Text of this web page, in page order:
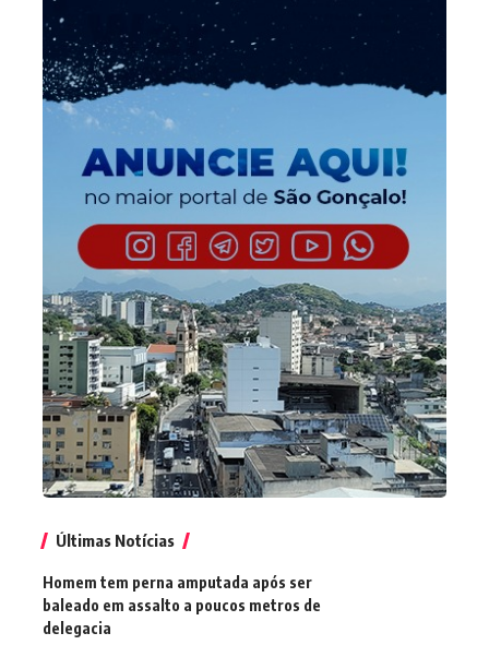
Últimas Notícias
Homem tem perna amputada após ser
baleado em assalto a poucos metros de
delegacia